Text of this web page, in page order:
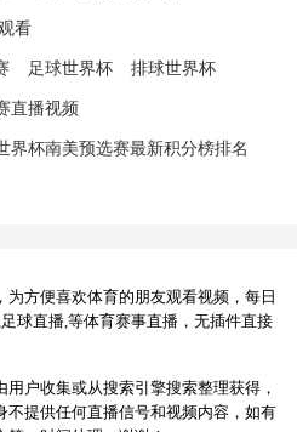
看
足球世界杯 排球世界杯
直播视频
界杯南美预选赛最新积分榜排名
方便喜欢体育的朋友观看视频，每日
球直播,等体育赛事直播，无插件直接
户收集或从搜索引擎搜索整理获得，
不提供任何直播信号和视频内容，如有